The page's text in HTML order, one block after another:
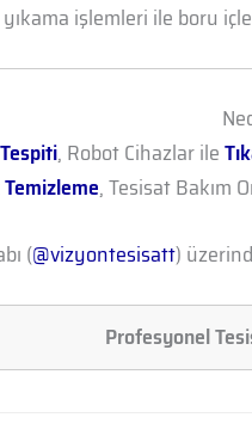
işlemleri ile boru
, Robot Cihazlar ile
, Tesisat Bakım
(@vizyontesisatt)
Profesyonel